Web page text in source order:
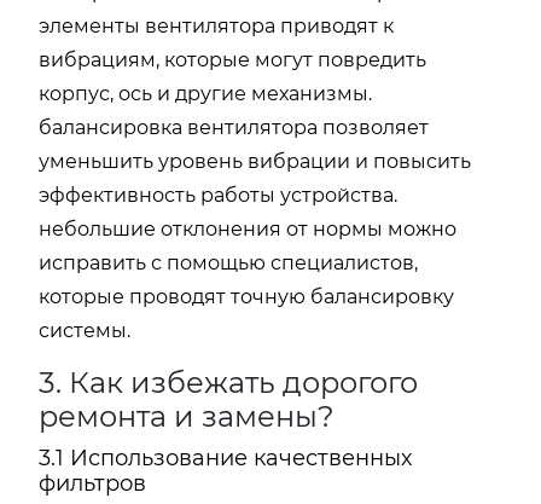
элементы вентилятора приводят к
вибрациям, которые могут повредить
корпус, ось и другие механизмы.
балансировка вентилятора позволяет
уменьшить уровень вибрации и повысить
эффективность работы устройства.
небольшие отклонения от нормы можно
исправить с помощью специалистов,
которые проводят точную балансировку
системы.
3. Как избежать дорогого
ремонта и замены?
3.1 Использование качественных
фильтров